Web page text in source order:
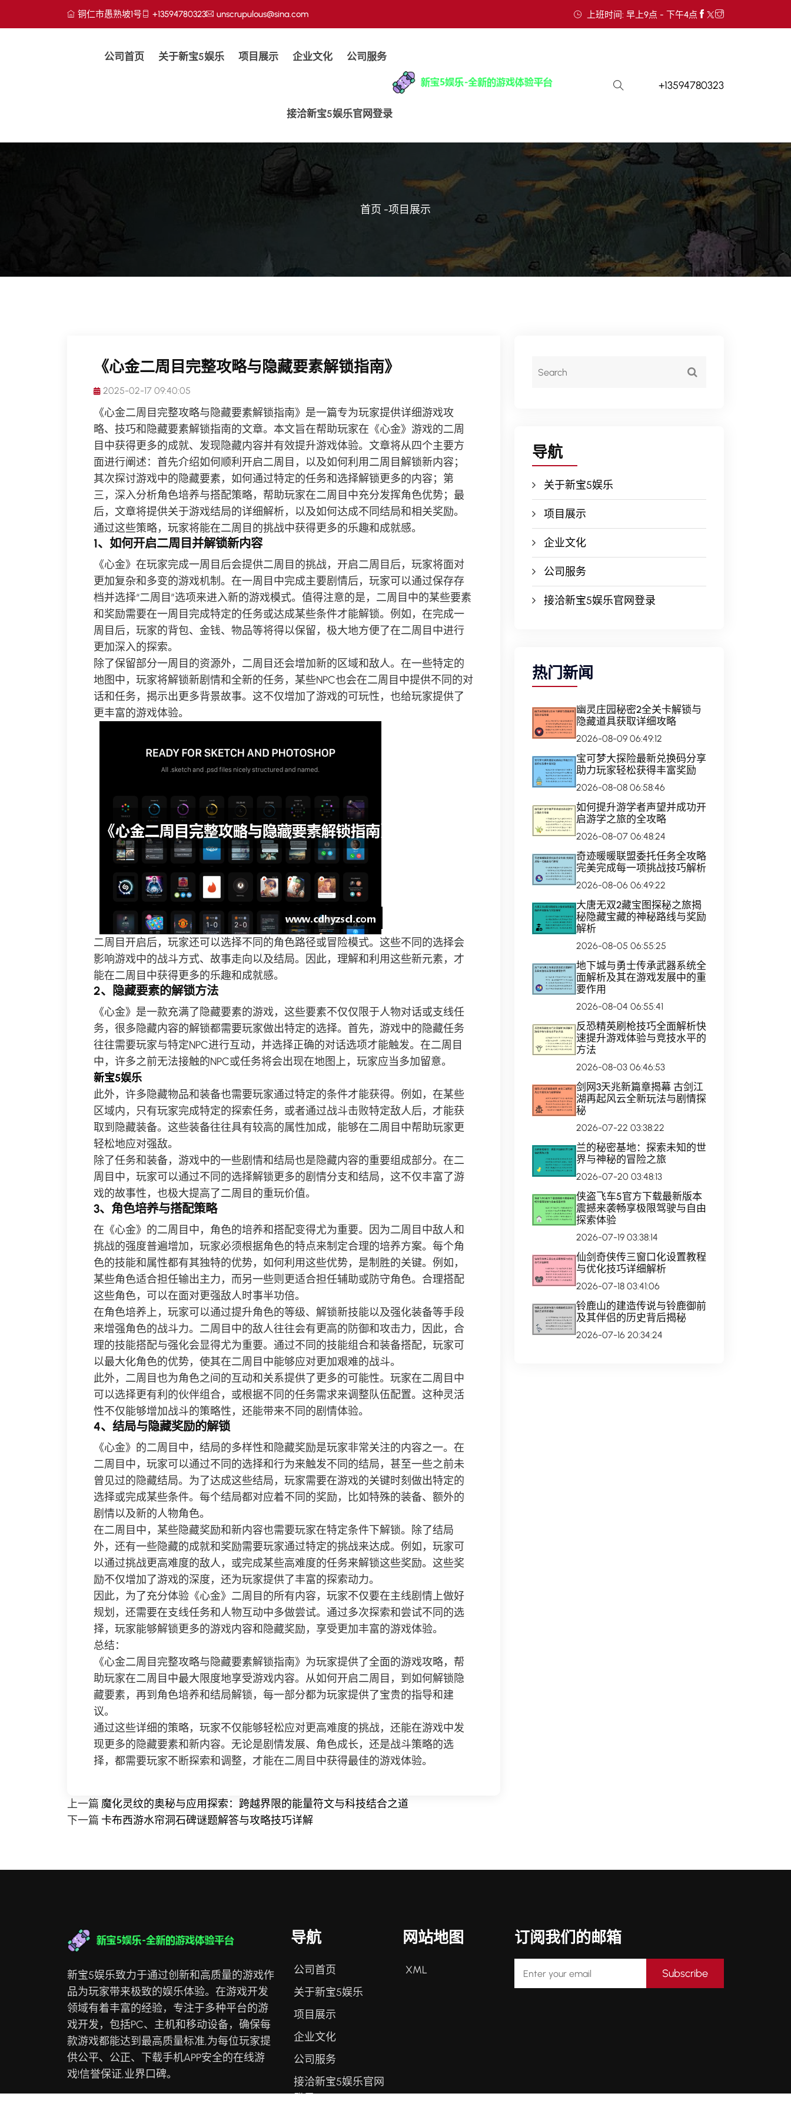
铜仁市愚熟坡1号 +13594780323 unscrupulous@sina.com 上班时间: 早上9点 - 下午4点
公司首页 关于新宝5娱乐 项目展示 企业文化 公司服务
接洽新宝5娱乐官网登录
+13594780323
首页 -项目展示
《心金二周目完整攻略与隐藏要素解锁指南》
2025-02-17 09:40:05
《心金二周目完整攻略与隐藏要素解锁指南》是一篇专为玩家提供详细游戏攻
略、技巧和隐藏要素解锁指南的文章。本文旨在帮助玩家在《心金》游戏的二周
目中获得更多的成就、发现隐藏内容并有效提升游戏体验。文章将从四个主要方
面进行阐述：首先介绍如何顺利开启二周目，以及如何利用二周目解锁新内容；
其次探讨游戏中的隐藏要素，如何通过特定的任务和选择解锁更多的内容；第
三，深入分析角色培养与搭配策略，帮助玩家在二周目中充分发挥角色优势；最
后，文章将提供关于游戏结局的详细解析，以及如何达成不同结局和相关奖励。
通过这些策略，玩家将能在二周目的挑战中获得更多的乐趣和成就感。
1、如何开启二周目并解锁新内容
《心金》在玩家完成一周目后会提供二周目的挑战，开启二周目后，玩家将面对
更加复杂和多变的游戏机制。在一周目中完成主要剧情后，玩家可以通过保存存
档并选择“二周目”选项来进入新的游戏模式。值得注意的是，二周目中的某些要素
和奖励需要在一周目完成特定的任务或达成某些条件才能解锁。例如，在完成一
周目后，玩家的背包、金钱、物品等将得以保留，极大地方便了在二周目中进行
更加深入的探索。
除了保留部分一周目的资源外，二周目还会增加新的区域和敌人。在一些特定的
地图中，玩家将解锁新剧情和全新的任务，某些NPC也会在二周目中提供不同的对
话和任务，揭示出更多背景故事。这不仅增加了游戏的可玩性，也给玩家提供了
更丰富的游戏体验。
二周目开启后，玩家还可以选择不同的角色路径或冒险模式。这些不同的选择会
影响游戏中的战斗方式、故事走向以及结局。因此，理解和利用这些新元素，才
能在二周目中获得更多的乐趣和成就感。
2、隐藏要素的解锁方法
《心金》是一款充满了隐藏要素的游戏，这些要素不仅仅限于人物对话或支线任
务，很多隐藏内容的解锁都需要玩家做出特定的选择。首先，游戏中的隐藏任务
往往需要玩家与特定NPC进行互动，并选择正确的对话选项才能触发。在二周目
中，许多之前无法接触的NPC或任务将会出现在地图上，玩家应当多加留意。
新宝5娱乐
此外，许多隐藏物品和装备也需要玩家通过特定的条件才能获得。例如，在某些
区域内，只有玩家完成特定的探索任务，或者通过战斗击败特定敌人后，才能获
取到隐藏装备。这些装备往往具有较高的属性加成，能够在二周目中帮助玩家更
轻松地应对强敌。
除了任务和装备，游戏中的一些剧情和结局也是隐藏内容的重要组成部分。在二
周目中，玩家可以通过不同的选择解锁更多的剧情分支和结局，这不仅丰富了游
戏的故事性，也极大提高了二周目的重玩价值。
3、角色培养与搭配策略
在《心金》的二周目中，角色的培养和搭配变得尤为重要。因为二周目中敌人和
挑战的强度普遍增加，玩家必须根据角色的特点来制定合理的培养方案。每个角
色的技能和属性都有其独特的优势，如何利用这些优势，是制胜的关键。例如，
某些角色适合担任输出主力，而另一些则更适合担任辅助或防守角色。合理搭配
这些角色，可以在面对更强敌人时事半功倍。
在角色培养上，玩家可以通过提升角色的等级、解锁新技能以及强化装备等手段
来增强角色的战斗力。二周目中的敌人往往会有更高的防御和攻击力，因此，合
理的技能搭配与强化会显得尤为重要。通过不同的技能组合和装备搭配，玩家可
以最大化角色的优势，使其在二周目中能够应对更加艰难的战斗。
此外，二周目也为角色之间的互动和关系提供了更多的可能性。玩家在二周目中
可以选择更有利的伙伴组合，或根据不同的任务需求来调整队伍配置。这种灵活
性不仅能够增加战斗的策略性，还能带来不同的剧情体验。
4、结局与隐藏奖励的解锁
《心金》的二周目中，结局的多样性和隐藏奖励是玩家非常关注的内容之一。在
二周目中，玩家可以通过不同的选择和行为来触发不同的结局，甚至一些之前未
曾见过的隐藏结局。为了达成这些结局，玩家需要在游戏的关键时刻做出特定的
选择或完成某些条件。每个结局都对应着不同的奖励，比如特殊的装备、额外的
剧情以及新的人物角色。
在二周目中，某些隐藏奖励和新内容也需要玩家在特定条件下解锁。除了结局
外，还有一些隐藏的成就和奖励需要玩家通过特定的挑战来达成。例如，玩家可
以通过挑战更高难度的敌人，或完成某些高难度的任务来解锁这些奖励。这些奖
励不仅增加了游戏的深度，还为玩家提供了丰富的探索动力。
因此，为了充分体验《心金》二周目的所有内容，玩家不仅要在主线剧情上做好
规划，还需要在支线任务和人物互动中多做尝试。通过多次探索和尝试不同的选
择，玩家能够解锁更多的游戏内容和隐藏奖励，享受更加丰富的游戏体验。
总结：
《心金二周目完整攻略与隐藏要素解锁指南》为玩家提供了全面的游戏攻略，帮
助玩家在二周目中最大限度地享受游戏内容。从如何开启二周目，到如何解锁隐
藏要素，再到角色培养和结局解锁，每一部分都为玩家提供了宝贵的指导和建
议。
通过这些详细的策略，玩家不仅能够轻松应对更高难度的挑战，还能在游戏中发
现更多的隐藏要素和新内容。无论是剧情发展、角色成长，还是战斗策略的选
择，都需要玩家不断探索和调整，才能在二周目中获得最佳的游戏体验。
上一篇 魔化灵纹的奥秘与应用探索：跨越界限的能量符文与科技结合之道
下一篇 卡布西游水帘洞石碑谜题解答与攻略技巧详解
导航
关于新宝5娱乐
项目展示
企业文化
公司服务
接洽新宝5娱乐官网登录
热门新闻
幽灵庄园秘密2全关卡解锁与
隐藏道具获取详细攻略
2026-08-09 06:49:12
宝可梦大探险最新兑换码分享
助力玩家轻松获得丰富奖励
2026-08-08 06:58:46
如何提升游学者声望并成功开
启游学之旅的全攻略
2026-08-07 06:48:24
奇迹暖暖联盟委托任务全攻略
完美完成每一项挑战技巧解析
2026-08-06 06:49:22
大唐无双2藏宝图探秘之旅揭
秘隐藏宝藏的神秘路线与奖励
解析
2026-08-05 06:55:25
地下城与勇士传承武器系统全
面解析及其在游戏发展中的重
要作用
2026-08-04 06:55:41
反恐精英刷枪技巧全面解析快
速提升游戏体验与竞技水平的
方法
2026-08-03 06:46:53
剑网3天兆新篇章揭幕 古剑江
湖再起风云全新玩法与剧情探
秘
2026-07-22 03:38:22
兰的秘密基地：探索未知的世
界与神秘的冒险之旅
2026-07-20 03:48:13
侠盗飞车5官方下载最新版本
震撼来袭畅享极限驾驶与自由
探索体验
2026-07-19 03:38:14
仙剑奇侠传三窗口化设置教程
与优化技巧详细解析
2026-07-18 03:41:06
铃鹿山的建造传说与铃鹿御前
及其伴侣的历史背后揭秘
2026-07-16 20:34:24
新宝5娱乐致力于通过创新和高质量的游戏作
品为玩家带来极致的娱乐体验。在游戏开发
领域有着丰富的经验，专注于多种平台的游
戏开发，包括PC、主机和移动设备，确保每
款游戏都能达到最高质量标准,为每位玩家提
供公平、公正、下载手机APP安全的在线游
戏!信誉保证,业界口碑。
导航
公司首页
关于新宝5娱乐
项目展示
企业文化
公司服务
接洽新宝5娱乐官网
网站地图
XML
订阅我们的邮箱
Subscribe